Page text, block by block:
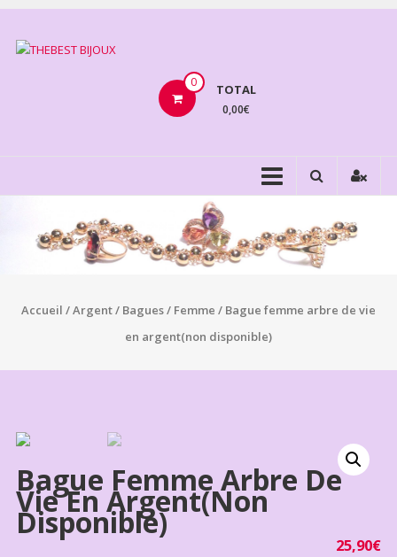
Aller
contenu
BIJOUX
0 TOTAL
0,00€
Accueil /Argent/ Bagues/ Femme / Bague femme arbre de vie
en argent(non disponible)
Bague Femme Arbre De
Vie En Argent(non
Disponible)
25,90€